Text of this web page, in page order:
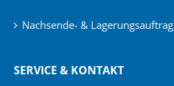
Nachsende- & Lagerungsauftrag
SERVICE & KONTAKT